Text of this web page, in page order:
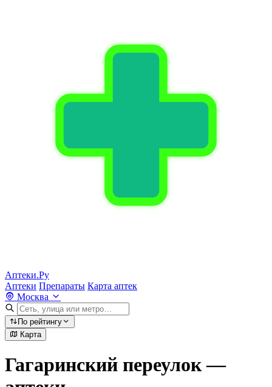
Аптеки.Ру
Аптеки Препараты Карта аптек
Москва
По рейтингу
Карта
Гагаринский переулок —